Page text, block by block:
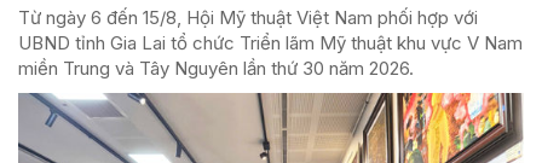
Từ ngày 6 đến 15/8, Hội Mỹ thuật Việt Nam phối hợp với
UBND tỉnh Gia Lai tổ chức Triển lãm Mỹ thuật khu vực V Nam
miền Trung và Tây Nguyên lần thứ 30 năm 2026.